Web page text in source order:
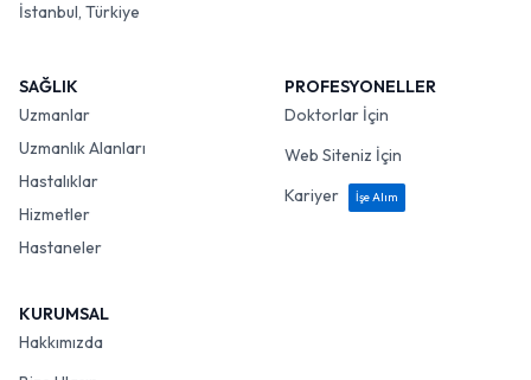
İstanbul, Türkiye
SAĞLIK
Uzmanlar
Uzmanlık Alanları
Hastalıklar
Hizmetler
Hastaneler
PROFESYONELLER
Doktorlar İçin
Web Siteniz İçin
Kariyer
İşe Alım
KURUMSAL
Hakkımızda